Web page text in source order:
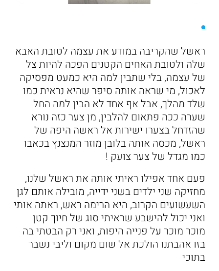
ראשל שהקריבה במודע את עצמה לטובת האבא
שלה ולטובת האחים הקטנים הפכה להיות צל
של עצמה, בלי שתבין למה היא כמעט מפסיקה
לאכול, מי שראה אותה סיפר שהיא נראית כמו
שלד מהלך, אבל אף אחד לא הבין למה החל
שערה ככה פתאום להלבין, מן צער כזה נורא
שהזדחל בצערו ישירות אל ראשה היפה של
ראשל, מכסה אותה בלובן מוזר המנצנץ בכאבו
כמו מגדל של צער צועק !
פעם אחד אפילו ראיתי אותה את ראשל שלנו,
מחזיקה שני ילדים בשני ידייה, מובילה אותם לגן
השעשועים הקרוב, היא הרימה ראש, ראתה אותי
ואני יכול להישבע שראיתי סוג של חיוך קטן
מוכר מוכר על פנייה היפות, ואני רק הבטתי בה
בזו אהבתנו הולכת אל שום מקום וליבי נשבר
בתוכי